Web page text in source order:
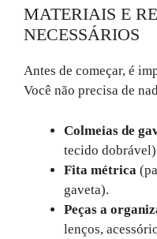
MATERIAIS E
NECESSÁRIOS
Antes de começar, é
Você não precisa de
Colmeias de
tecido
Fita métrica
gaveta).
Peças a
lenços,